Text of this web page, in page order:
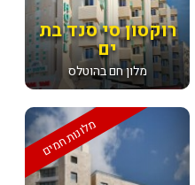
רוקסון סי סנד בת
ים
מלון חם בהוטלס
מלונות חמים